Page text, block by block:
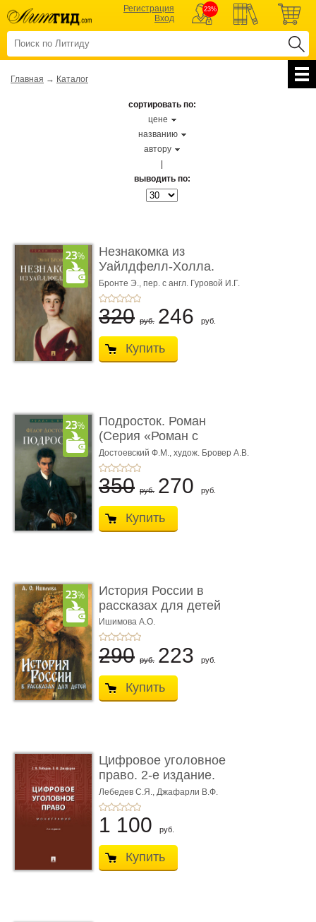
Регистрация
Вход
23%
Главная → Каталог
сортировать по:
цене
названию
автору
выводить по:
Незнакомка из
Уайлдфелл-Холла.
Роман (Серия «Р� ...
Бронте Э., пер. с англ. Гуровой И.Г.
320 руб. 246 руб.
Купить
Подросток. Роман
(Серия «Роман с
книгой»)
Достоевский Ф.М., худож. Бровер А.В.
350 руб. 270 руб.
Купить
История России в
рассказах для детей
Ишимова А.О.
290 руб. 223 руб.
Купить
Цифровое уголовное
право. 2-е издание.
Монограф ...
Лебедев С.Я., Джафарли В.Ф.
1 100 руб.
Купить